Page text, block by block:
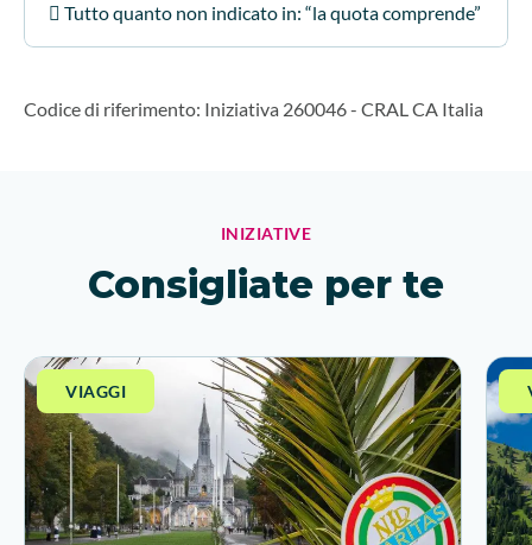
 Tutto quanto non indicato in: “la quota comprende”
Codice di riferimento: Iniziativa 260046- CRAL CA Italia
INIZIATIVE
Consigliate per te
VIAGGI